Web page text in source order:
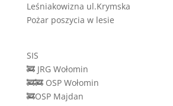
Leśniakowizna ul.Krymska
Pożar poszycia w lesie
SIS
🚒 JRG Wołomin
🚒🚒 OSP Wołomin
🚒OSP Majdan